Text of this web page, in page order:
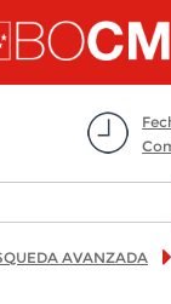
AVANZADA